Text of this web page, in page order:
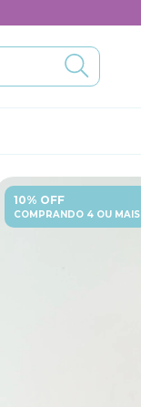
10% OFF
COMPRANDO 4 OU MAIS